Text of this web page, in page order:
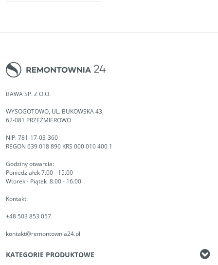
BAWA SP. Z O.O.
WYSOGOTOWO, UL. BUKOWSKA 43,
62-081 PRZEŹMIEROWO
NIP: 781-17-03-360
REGON 639 018 890 KRS 000 010 400 1
Godziny otwarcia:
Poniedziałek 7.00 - 15.00
Wtorek - Piątek 8.00 - 16.00
Kontakt:
+48 503 853 057
kontakt@remontownia24.pl
KATEGORIE PRODUKTOWE